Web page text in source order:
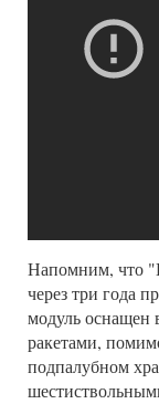
Напомним, что
через три года
модуль
ракетами,
подпалубном